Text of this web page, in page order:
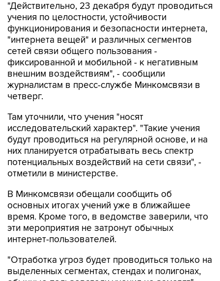
"Действительно, 23 декабря будут проводиться
учения по целостности, устойчивости
функционирования и безопасности интернета,
"интернета вещей" и различных сегментов
сетей связи общего пользования -
фиксированной и мобильной - к негативным
внешним воздействиям", - сообщили
журналистам в пресс-службе Минкомсвязи в
четверг.
Там уточнили, что учения "носят
исследовательский характер". "Такие учения
будут проводиться на регулярной основе, и на
них планируется отрабатывать весь спектр
потенциальных воздействий на сети связи", -
отметили в министерстве.
В Минкомсвязи обещали сообщить об
основных итогах учений уже в ближайшее
время. Кроме того, в ведомстве заверили, что
эти мероприятия не затронут обычных
интернет-пользователей.
"Отработка угроз будет проводиться только на
выделенных сегментах, стендах и полигонах,